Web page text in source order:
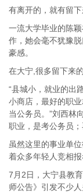
有离开的，就有留下
一流大学毕业的陈
作，她会毫不犹豫
豪感。
在大宁,很多留下来
“县城小，就业的出
小商店，最好的职
当公务员。”刘西林
职业，是考公务员
虽然这里的事业单
着众多年轻人竞相报
7月2日，大宁县教
师公告》引发不少